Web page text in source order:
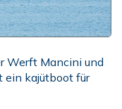
Werft Mancini und
ein kajütboot für